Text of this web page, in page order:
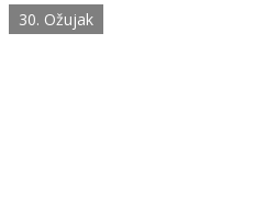
30. Ožujak